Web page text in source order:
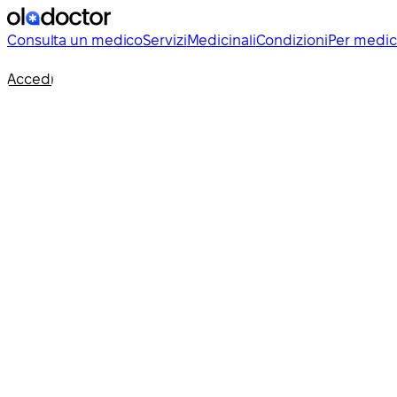
Consulta un medicoServiziMedicinaliCondizioniPer
Accedi